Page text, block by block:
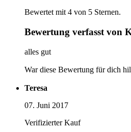
Bewertet mit 4 von 5 Sternen.
Bewertung verfasst von
alles gut
War diese Bewertung für dich
Teresa
07. Juni 2017
Verifizierter Kauf